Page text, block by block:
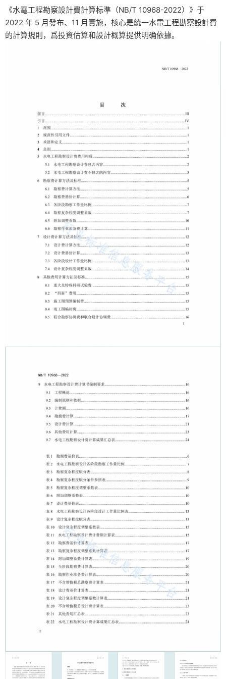
《水電工程勘察設計費計算标準（NB/T 10968-2022）》于
2022 年 5 月發布、11 月實施，核心是統一水電工程勘察設計費
的計算規則，爲投資估算和設計概算提供明确依據。